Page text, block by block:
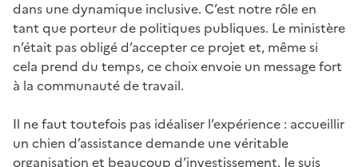
dans une dynamique inclusive. C’est notre rôle en
tant que porteur de politiques publiques. Le ministère
n’était pas obligé d’accepter ce projet et, même si
cela prend du temps, ce choix envoie un message fort
à la communauté de travail.
Il ne faut toutefois pas idéaliser l’expérience : accueillir
un chien d’assistance demande une véritable
organisation et beaucoup d’investissement. Je suis